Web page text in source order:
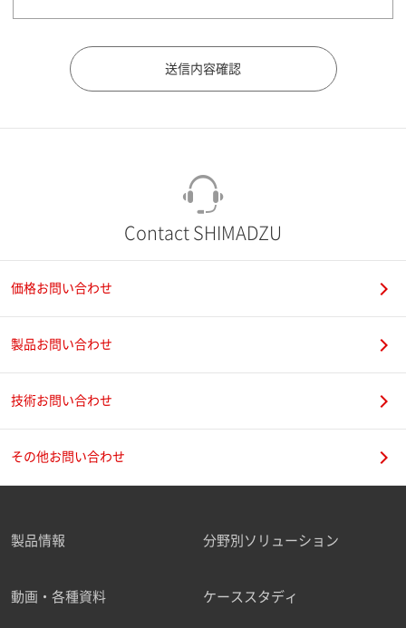
ご勤務先
Contact SHIMADZU
価格お問い合わせ
製品お問い合わせ
技術お問い合わせ
その他お問い合わせ
製品情報 分野別ソリューション
動画・各種資料 ケーススタディ